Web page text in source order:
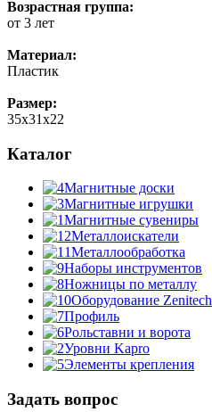
Возрастная группа:
от 3 лет
Материал:
Пластик
Размер:
35х31х22
Каталог
Магнитные доски
Магнитные игрушки
Магнитные сувениры
Металлоискатели
Металлообработка
Наборы инструментов
Ножницы по металлу
Оборудование Zenitech
Профиль
Рольставни и ворота
Уровни Kapro
Элементы крепления
Задать вопрос